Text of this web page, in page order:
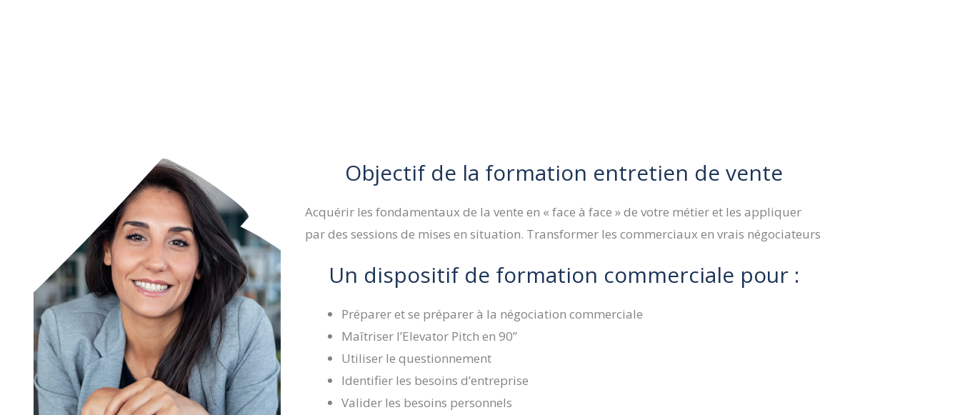
Objectif de la formation entretien de vente
Acquérir les fondamentaux de la vente en « face à face » de votre métier et les appliquer
par des sessions de mises en situation. Transformer les commerciaux en vrais négociateurs
Un dispositif de formation commerciale pour :
Préparer et se préparer à la négociation commerciale
Maîtriser l’Elevator Pitch en 90’’
Utiliser le questionnement
Identifier les besoins d’entreprise
Valider les besoins personnels